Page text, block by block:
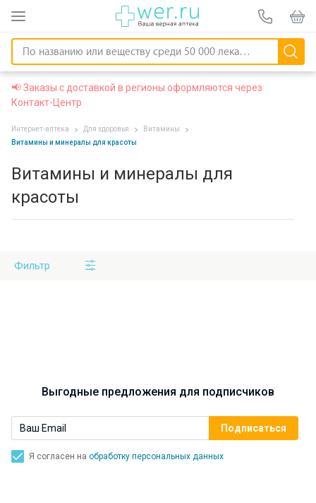
📢 Заказы с доставкой в регионы оформляются через
Контакт-Центр
Интернет-аптека Для здоровья
Витамины
Витамины и минералы для красоты
Витамины и минералы для
красоты
Фильтр
Выгодные предложения для подписчиков
Я согласен на обработку персональных данных